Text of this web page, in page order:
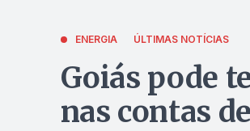
ENERGIA ÚLTIMAS NOTÍCIAS
Goiás pode
nas contas